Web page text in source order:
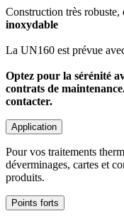
Construction très robuste,
inoxydable
La UN160 est prévue
Optez pour la sérénité
contrats de
contacter.
Application
Pour vos traitements
déverminages, cartes et
produits.
Points forts